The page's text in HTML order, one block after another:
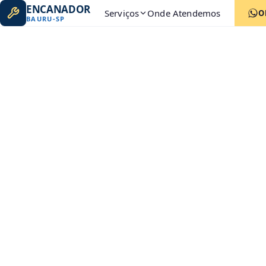
ENCANADOR
BAURU-SP Serviços Onde Atendemos